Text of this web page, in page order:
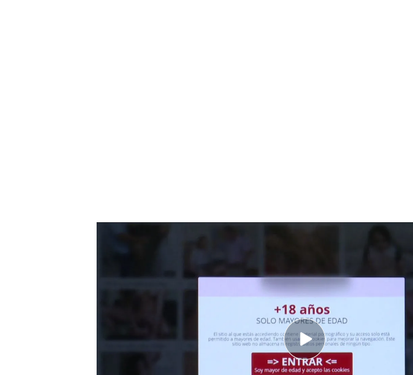
¿Qué problemas trae la adicción a la pornografía
El Gobierno asegura que siete de cada 10
pornografía de forma regular en España. Esto
saber distinguir si el consumo eshabitual o
el riesgo de desarrollar una adicción.